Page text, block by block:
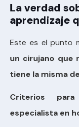
La verdad
aprendizaje
Este es el punto
un cirujano que
tiene la misma
Criterios
especialista en